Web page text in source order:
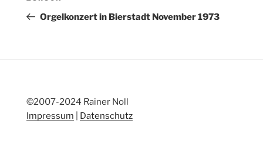
Beitrag
Orgelkonzert in Bierstadt November 1973
©2007-2024 Rainer Noll
Impressum
Datenschutz